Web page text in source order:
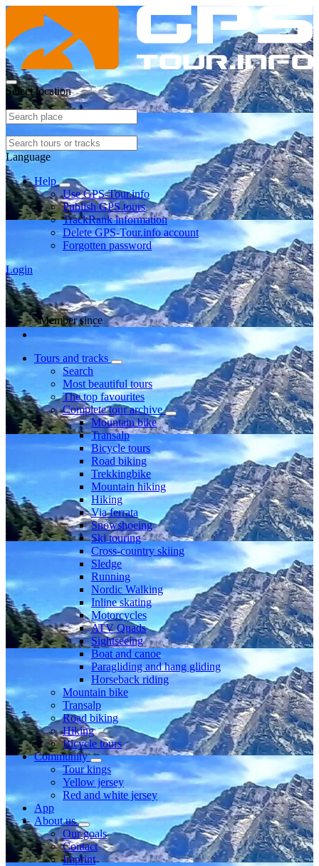
Select location
Language
Help
Use GPS-Tour.info
Publish GPS tours
TrackRank information
Delete GPS-Tour.info account
Forgotten password
Login
Member since
Tours and tracks
Search
Most beautiful tours
The top favourites
Complete tour archive
Mountain bike
Transalp
Bicycle tours
Road biking
Trekkingbike
Mountain hiking
Hiking
Via ferrata
Snowshoeing
Ski touring
Cross-country skiing
Sledge
Running
Nordic Walking
Inline skating
Motorcycles
ATV Quads
Sightseeing
Boat and canoe
Paragliding and hang gliding
Horseback riding
Mountain bike
Transalp
Road biking
Hiking
Bicycle tours
Community
Tour kings
Yellow jersey
Red and white jersey
App
About us
Our goals
Contact
Imprint